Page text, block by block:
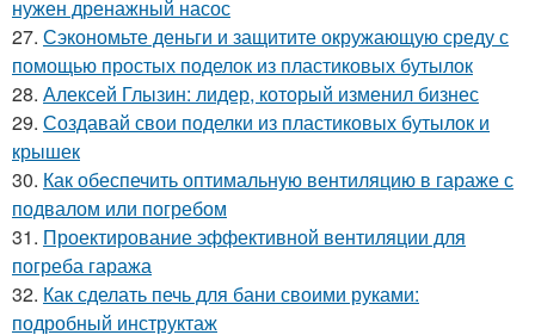
нужен дренажный насос
27. Сэкономьте деньги и защитите окружающую среду с
помощью простых поделок из пластиковых бутылок
28. Алексей Глызин: лидер, который изменил бизнес
29. Создавай свои поделки из пластиковых бутылок и
крышек
30. Как обеспечить оптимальную вентиляцию в гараже с
подвалом или погребом
31. Проектирование эффективной вентиляции для
погреба гаража
32. Как сделать печь для бани своими руками:
подробный инструктаж